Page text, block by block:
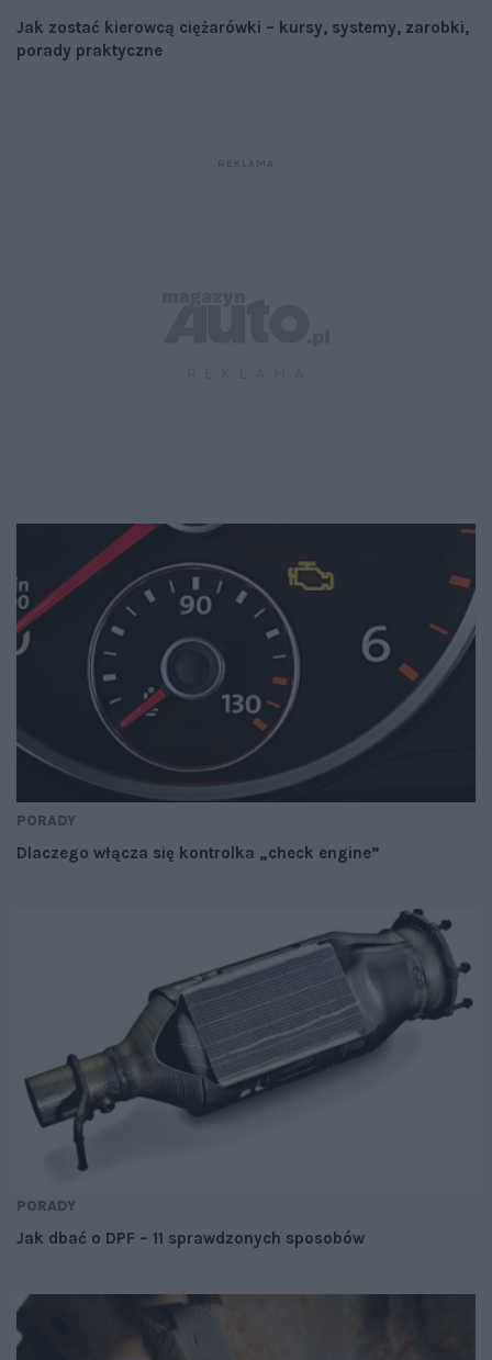
Jak zostać kierowcą ciężarówki – kursy, systemy, zarobki,
porady praktyczne
PORADY
Dlaczego włącza się kontrolka „check engine”
PORADY
Jak dbać o DPF – 11 sprawdzonych sposobów